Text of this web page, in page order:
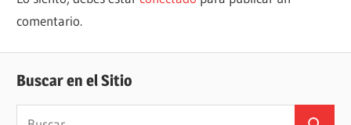
comentario.
Buscar en el Sitio
Buscar: